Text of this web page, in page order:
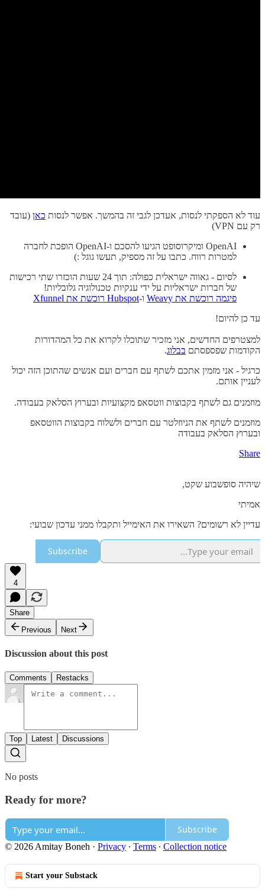
עוד לא הספקתי לנסות, אעדכן לגבי זה בהמשך. אפשר לנסות כאן (עובד
רק עם VPN)
OpenAI ומיקרוסופט הגיעו להסכם ו-OpenAI הופכת לחברה
למטרות רווח. כתבו על זה מספיק, תעשו גוגל :)
לסיום - גאווה ישראלית כפולה: תוך 24 שעות הוכזרו שתי רכישות
של חברות ישראליות על ידי ענקיות טכנולוגיה גלובליות!
פיגמה רוכשת את Weavy
ו-Hubspot רוכשת את Xfunnel
עד כן להיום!
למצטרפים החדשים, אני מזכיר שתוכלו לקרוא את כל המהדורות
הקודמות שפספסתם בבלוג.
כרגיל - אני מזמין אתכם לשתף עם חברים ועם אנשים שהתוכן הזה יכול
לעניין אותם.
מוזמנים גם לשתף בקבוצות ווטסאפ מקצועיות ובערוץ הסלאק בעבודה.
מוזמנים לשתף את הניוזלטר עם חברים ולשלוח בקבוצות הווטסאפ
ובערוץ הסלאק בעבודה
Share
שיהיה סופשבוע שקט,
אמיתי
עדיין לא רשומים? השאירו את האימייל ותקבלו ממני עדכון שבועי:
Subscribe
4
Share
Previous
Next
Discussion about this post
Comments Restacks
Top Latest Discussions
No posts
Ready for more?
Subscribe
© 2026 Amitay Boneh · Privacy ∙ Terms ∙ Collection notice
Start your Substack